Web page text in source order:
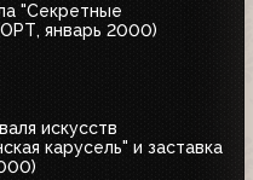
"Секретные
январь 2000)
искусств
карусель" и заставка